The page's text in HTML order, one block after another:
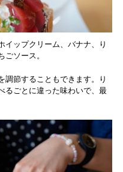
イップクリーム、バナナ、り
ソース。
調節することもできます。り
るごとに違った味わいで、最